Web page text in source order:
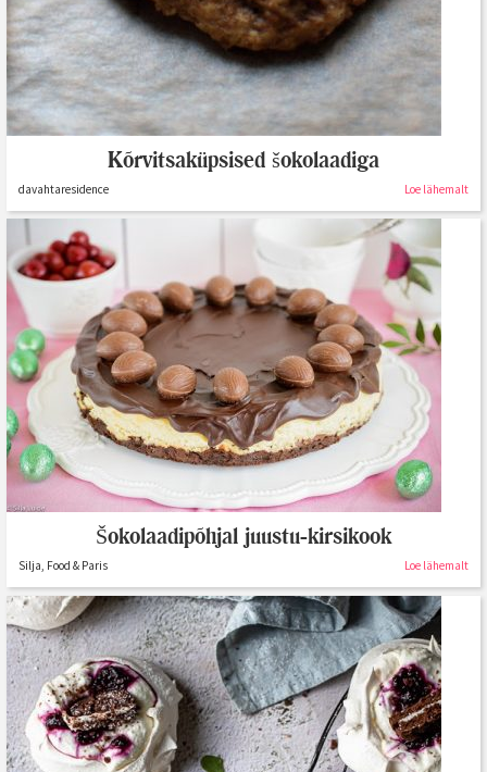
Kõrvitsaküpsised šokolaadiga
davahtaresidence Loe lähemalt
Šokolaadipõhjal juustu-kirsikook
Silja, Food & Paris Loe lähemalt